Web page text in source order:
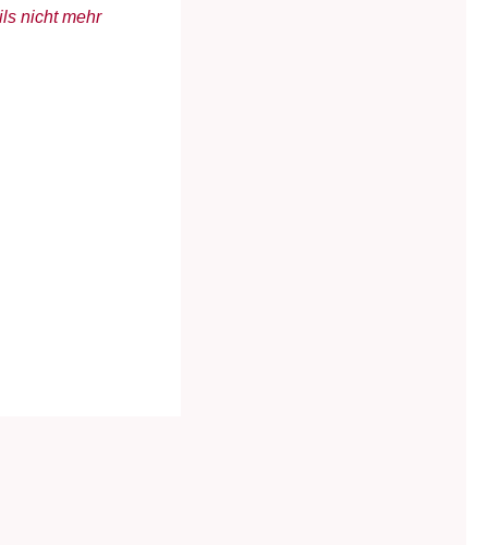
nicht mehr